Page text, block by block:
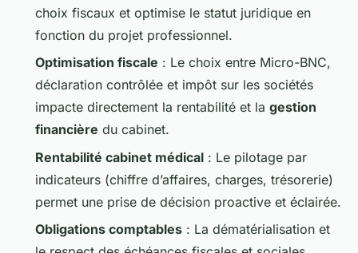
choix fiscaux et optimise le statut juridique en
fonction du projet professionnel.
Optimisation fiscale : Le choix entre Micro-BNC,
déclaration contrôlée et impôt sur les sociétés
impacte directement la rentabilité et la gestion
financière du cabinet.
Rentabilité cabinet médical : Le pilotage par
indicateurs (chiffre d’affaires, charges, trésorerie)
permet une prise de décision proactive et éclairée.
Obligations comptables : La dématérialisation et